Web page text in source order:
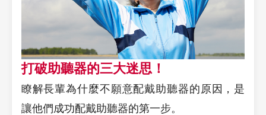
打破助聽器的三大迷思！
瞭解長輩為什麼不願意配戴助聽器的原因，是
讓他們成功配戴助聽器的第一步。